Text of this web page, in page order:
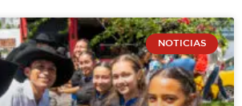
NOTICIAS